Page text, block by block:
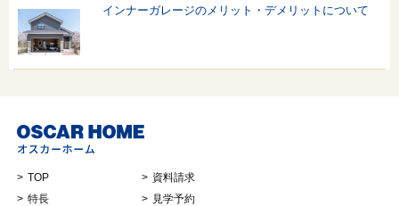
インナーガレージのメリット・デメリットについて
TOP
特長
資料請求
見学予約